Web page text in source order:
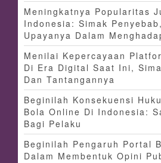
Meningkatnya Popularitas
Indonesia: Simak
Upayanya Dalam
Menilai Kepercayaan
Di Era Digital Saat Ini,
Dan Tantangannya
Beginilah Konsekuensi
Bola Online Di Indonesia:
Bagi Pelaku
Beginilah Pengaruh Portal
Dalam Membentuk Opini